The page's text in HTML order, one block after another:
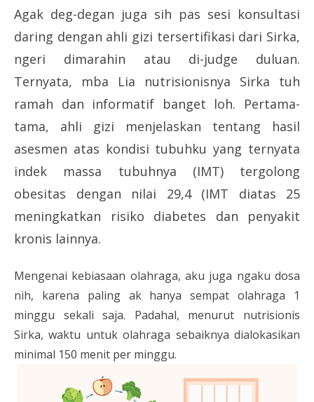
Agak deg-degan juga sih pas sesi konsultasi
daring dengan ahli gizi tersertifikasi dari Sirka,
ngeri dimarahin atau di-judge duluan.
Ternyata, mba Lia nutrisionisnya Sirka tuh
ramah dan informatif banget loh. Pertama-
tama, ahli gizi menjelaskan tentang hasil
asesmen atas kondisi tubuhku yang ternyata
indek massa tubuhnya (IMT) tergolong
obesitas dengan nilai 29,4 (IMT diatas 25
meningkatkan risiko diabetes dan penyakit
kronis lainnya.
Mengenai kebiasaan olahraga, aku juga ngaku dosa
nih, karena paling ak hanya sempat olahraga 1
minggu sekali saja. Padahal, menurut nutrisionis
Sirka, waktu untuk olahraga sebaiknya dialokasikan
minimal 150 menit per minggu.